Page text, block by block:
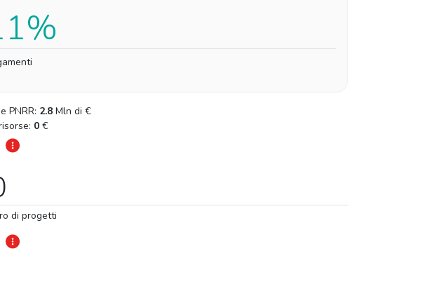
PNRR: 2.8 Mln di €
0 €
di progetti